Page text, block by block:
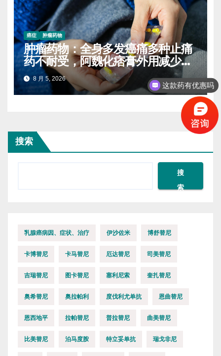
癌症 肿瘤药物
肿瘤药物：全身多发癌痛多种止痛
药不耐受，阿魏化痞膏外用减少口
服药量的实操案例
8 月 5, 2026
搜索
搜
索
乳腺癌病因、症状、治疗 伊沙佐米 博舒替尼
卡博替尼 卡马替尼 厄达替尼 司美替尼
吉瑞替尼 图卡替尼 塞利尼索 奎扎替尼
奥希替尼 奥拉帕利 度伐利尤单抗 恩曲替尼
恩西地平 拉帕替尼 普拉替尼 曲美替尼
比美替尼 泊马度胺 特立妥单抗 瑞戈非尼
这款药有优惠吗